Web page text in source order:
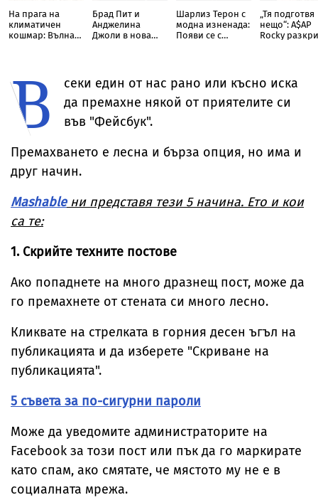
На прага на
климатичен
кошмар: Вълна
нива
Брад Пит и
Анджелина
Джоли в нова
Шарлиз Терон с
модна изненада:
Появи се с
„Тя подготвя
нещо“: A$AP
Rocky
В
секи един от нас рано или късно иска
да премахне някой от приятелите си
във "Фейсбук".
Премахването е лесна и бърза опция, но има и
друг начин.
Mashableни представя тези 5 начина. Ето и кои
са те:
1. Скрийте техните постове
Ако попаднете на много дразнещ пост, може да
го премахнете от стената си много лесно.
Кликвате на стрелката в горния десен ъгъл на
публикацията и да изберете "Скриване на
публикацията".
5 съвета за по-сигурни пароли
Може да уведомите администраторите на
Facebook за този пост или пък да го маркирате
като спам, ако смятате, че мястото му не е в
социалната мрежа.